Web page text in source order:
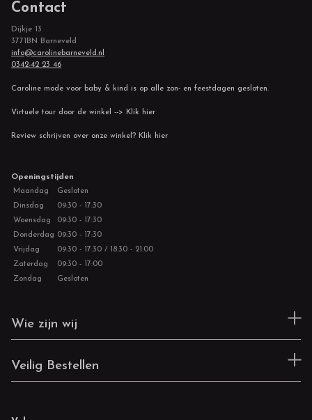
Contact
Dijkje 13
3771BN Barneveld
info@carolinebarneveld.nl
0342-42 23 46
Caroline mode voor baby & kind is op alle zon- en feestdagen gesloten.
Virtuele tour door de winkel --> Klik hier
Review schrijven over onze winkel? Klik hier
Openingstijden
Maandag
Gesloten
Dinsdag
09:30 - 17:30
Woensdag
09:30 - 17:30
Donderdag 09:30 - 17:30
Vrijdag
09:30 - 17:30 / 18:30 - 21:00
Zaterdag
09:30 - 17:00
Zondag
Gesloten
Wie zijn wij
Veilig Bestellen